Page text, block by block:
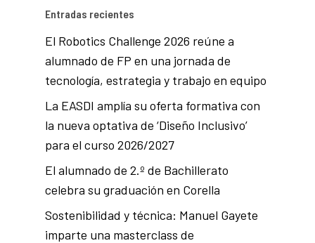
Entradas recientes
El Robotics Challenge 2026 reúne a
alumnado de FP en una jornada de
tecnología, estrategia y trabajo en equipo
La EASDI amplía su oferta formativa con
la nueva optativa de ‘Diseño Inclusivo’
para el curso 2026/2027
El alumnado de 2.º de Bachillerato
celebra su graduación en Corella
Sostenibilidad y técnica: Manuel Gayete
imparte una masterclass de